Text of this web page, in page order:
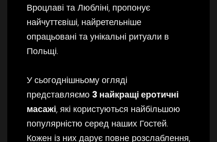
Вроцлаві та Любліні, пропонує
найчуттєвіші, найретельніше
опрацьовані та унікальні ритуали в
Польщі.
У сьогоднішньому огляді
представляємо 3 найкращі еротичні
масажі, які користуються найбільшою
популярністю серед наших Гостей.
Кожен із них дарує повне розслаблення,